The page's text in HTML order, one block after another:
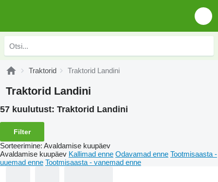
Traktorid Traktorid Landini
Traktorid Landini
57 kuulutust: Traktorid Landini
Filter
Sorteerimine: Avaldamise kuupäev
Avaldamise kuupäev Kallimad enne Odavamad enne Tootmisaasta -
uuemad enne Tootmisaasta - vanemad enne